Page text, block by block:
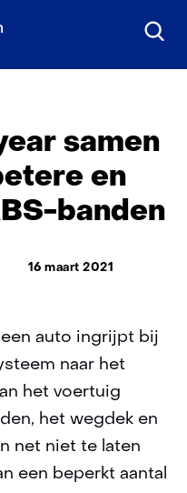
samen
en
banden
16 maart 2021
auto ingrijpt bij
naar het
het voertuig
het wegdek en
net niet te laten
een beperkt aantal